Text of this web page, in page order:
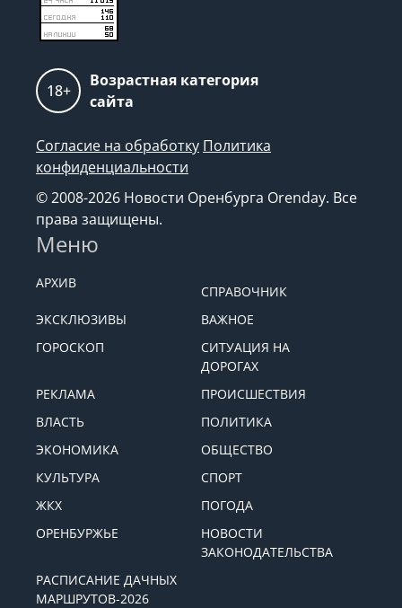
18+
Возрастная категория
сайта
Согласие на обработку Политика
конфиденциальности
© 2008-2026 Новости Оренбурга Orenday. Все
права защищены.
Меню
АРХИВ
СПРАВОЧНИК
ЭКСКЛЮЗИВЫ
ВАЖНОЕ
ГОРОСКОП
СИТУАЦИЯ НА
ДОРОГАХ
РЕКЛАМА
ПРОИСШЕСТВИЯ
ВЛАСТЬ
ПОЛИТИКА
ЭКОНОМИКА
ОБЩЕСТВО
КУЛЬТУРА
СПОРТ
ЖКХ
ПОГОДА
ОРЕНБУРЖЬЕ
НОВОСТИ
ЗАКОНОДАТЕЛЬСТВА
РАСПИСАНИЕ ДАЧНЫХ
МАРШРУТОВ-2026